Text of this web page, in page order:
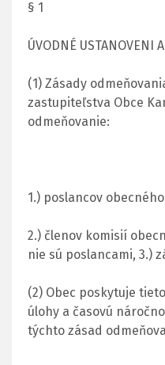
§ 1
ÚVODNÉ USTANOVENI A
(1) Zásady
zastupiteľstva Obce
odmeňovanie:
1.) poslancov
2.) členov komisií
nie sú poslancami, 3.)
(2) Obec poskytuje
úlohy a časovú
týchto zásad